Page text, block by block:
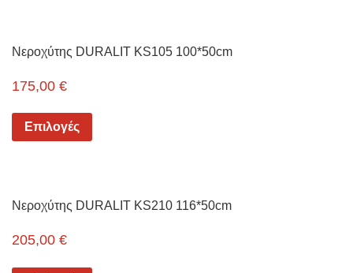
Νεροχύτης DURALIT KS105 100*50cm
175,00 €
Επιλογές
Νεροχύτης DURALIT KS210 116*50cm
205,00 €